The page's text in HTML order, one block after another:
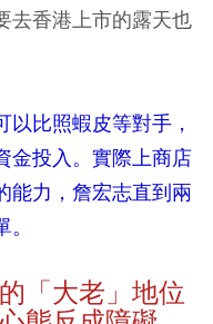
去香港上市的露天也
比照蝦皮等對手，
金投入。實際上商店
能力，詹宏志直到兩
「大老」地位